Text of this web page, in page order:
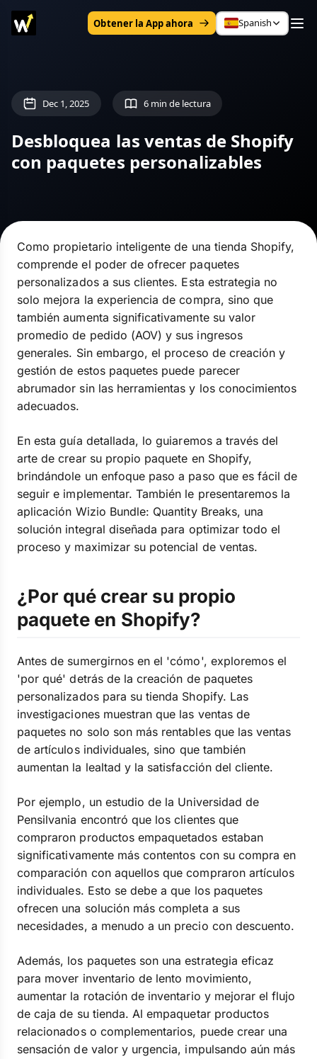
Obtener la App ahora Spanish
Dec 1, 2025 6 min de lectura
Desbloquea las ventas de Shopify
con paquetes personalizables
Como propietario inteligente de una tienda Shopify,
comprende el poder de ofrecer paquetes
personalizados a sus clientes. Esta estrategia no
solo mejora la experiencia de compra, sino que
también aumenta significativamente su valor
promedio de pedido (AOV) y sus ingresos
generales. Sin embargo, el proceso de creación y
gestión de estos paquetes puede parecer
abrumador sin las herramientas y los conocimientos
adecuados.
En esta guía detallada, lo guiaremos a través del
arte de crear su propio paquete en Shopify,
brindándole un enfoque paso a paso que es fácil de
seguir e implementar. También le presentaremos la
aplicación Wizio Bundle: Quantity Breaks, una
solución integral diseñada para optimizar todo el
proceso y maximizar su potencial de ventas.
¿Por qué crear su propio
paquete en Shopify?
Antes de sumergirnos en el 'cómo', exploremos el
'por qué' detrás de la creación de paquetes
personalizados para su tienda Shopify. Las
investigaciones muestran que las ventas de
paquetes no solo son más rentables que las ventas
de artículos individuales, sino que también
aumentan la lealtad y la satisfacción del cliente.
Por ejemplo, un estudio de la Universidad de
Pensilvania encontró que los clientes que
compraron productos empaquetados estaban
significativamente más contentos con su compra en
comparación con aquellos que compraron artículos
individuales. Esto se debe a que los paquetes
ofrecen una solución más completa a sus
necesidades, a menudo a un precio con descuento.
Además, los paquetes son una estrategia eficaz
para mover inventario de lento movimiento,
aumentar la rotación de inventario y mejorar el flujo
de caja de su tienda. Al empaquetar productos
relacionados o complementarios, puede crear una
sensación de valor y urgencia, impulsando aún más